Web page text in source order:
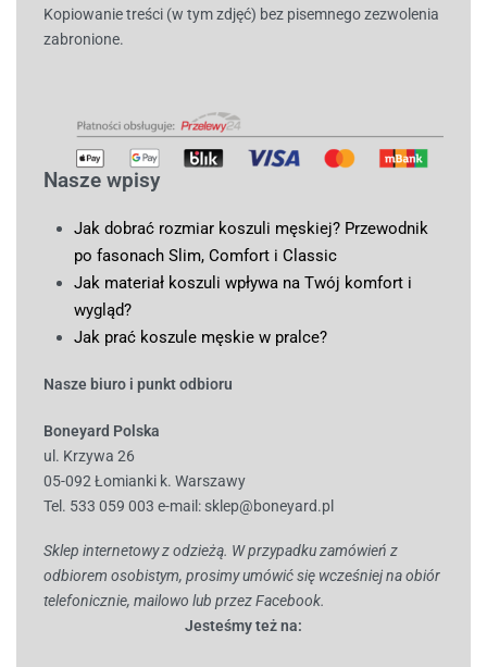
Kopiowanie treści (w tym zdjęć) bez pisemnego zezwolenia
zabronione.
Nasze wpisy
Jak dobrać rozmiar koszuli męskiej? Przewodnik
po fasonach Slim, Comfort i Classic
Jak materiał koszuli wpływa na Twój komfort i
wygląd?
Jak prać koszule męskie w pralce?
Nasze biuro i punkt odbioru
Boneyard Polska
ul. Krzywa 26
05-092 Łomianki k. Warszawy
Tel. 533 059 003 e-mail: sklep@boneyard.pl
Sklep internetowy z odzieżą. W przypadku zamówień z
odbiorem osobistym, prosimy umówić się wcześniej na obiór
telefonicznie, mailowo lub przez Facebook.
Jesteśmy też na: